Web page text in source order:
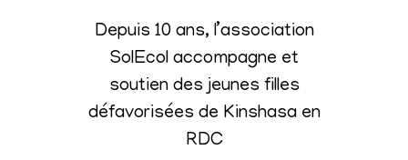
Depuis 10 ans, l’association
SolEcol accompagne et
soutien des jeunes filles
défavorisées de Kinshasa en
RDC